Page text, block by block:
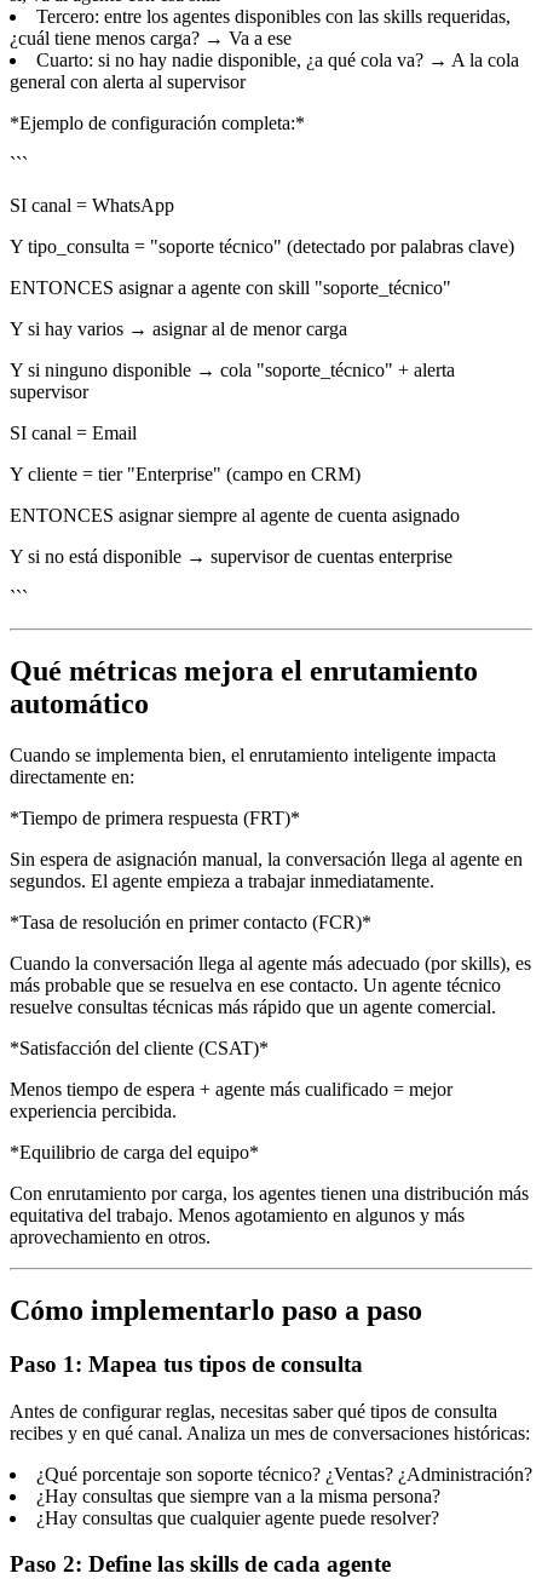
Tercero: entre los agentes disponibles con las skills requeridas,
¿cuál tiene menos carga? → Va a ese
Cuarto: si no hay nadie disponible, ¿a qué cola va? → A la cola
general con alerta al supervisor
*Ejemplo de configuración completa:*
```
SI canal = WhatsApp
Y tipo_consulta = "soporte técnico" (detectado por palabras clave)
ENTONCES asignar a agente con skill "soporte_técnico"
Y si hay varios → asignar al de menor carga
Y si ninguno disponible → cola "soporte_técnico" + alerta
supervisor
SI canal = Email
Y cliente = tier "Enterprise" (campo en CRM)
ENTONCES asignar siempre al agente de cuenta asignado
Y si no está disponible → supervisor de cuentas enterprise
```
Qué métricas mejora el enrutamiento
automático
Cuando se implementa bien, el enrutamiento inteligente impacta
directamente en:
*Tiempo de primera respuesta (FRT)*
Sin espera de asignación manual, la conversación llega al agente en
segundos. El agente empieza a trabajar inmediatamente.
*Tasa de resolución en primer contacto (FCR)*
Cuando la conversación llega al agente más adecuado (por skills), es
más probable que se resuelva en ese contacto. Un agente técnico
resuelve consultas técnicas más rápido que un agente comercial.
*Satisfacción del cliente (CSAT)*
Menos tiempo de espera + agente más cualificado = mejor
experiencia percibida.
*Equilibrio de carga del equipo*
Con enrutamiento por carga, los agentes tienen una distribución más
equitativa del trabajo. Menos agotamiento en algunos y más
aprovechamiento en otros.
Cómo implementarlo paso a paso
Paso 1: Mapea tus tipos de consulta
Antes de configurar reglas, necesitas saber qué tipos de consulta
recibes y en qué canal. Analiza un mes de conversaciones históricas:
¿Qué porcentaje son soporte técnico? ¿Ventas? ¿Administración?
¿Hay consultas que siempre van a la misma persona?
¿Hay consultas que cualquier agente puede resolver?
Paso 2: Define las skills de cada agente